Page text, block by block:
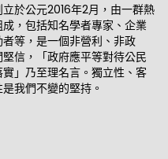
於公元2016年2月，由一群熱
，包括知名學者專家、企業
等，是一個非營利、非政
信，「政府應平等對待公民
」乃至理名言。獨立性、客
我們不變的堅持。